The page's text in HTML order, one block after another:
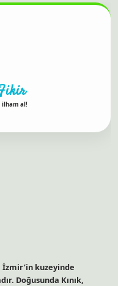
al!
kuzeyinde
Doğusunda Kınık,